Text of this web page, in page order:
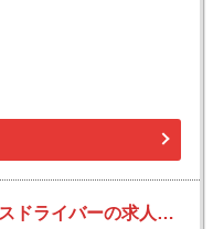
佐川急便 横手営業所 セールスドライバーの求人！安定収入と働きがい！大手の佐川急便で長期的に活躍できるチャンス♪